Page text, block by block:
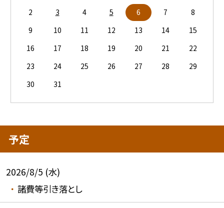
2
3 4 5 6 7
8
9
10 11 12 13 14
15
16
17 18 19 20 21
22
23
24 25 26 27 28
29
30
31
予定
2026/8/5 (水)
諸費等引き落とし